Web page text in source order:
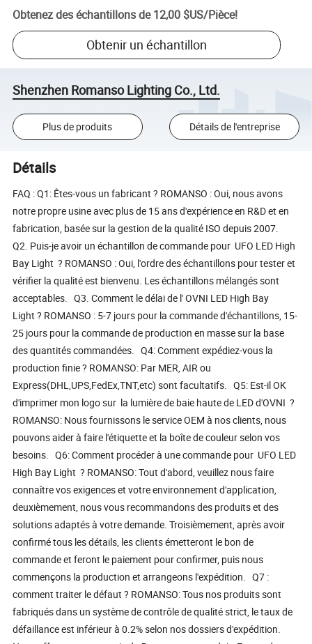
Obtenez des échantillons de 12,00 $US/Pièce!
Obtenir un échantillon
Shenzhen Romanso Lighting Co., Ltd.
Plus de produits Détails de l'entreprise
Détails
FAQ : Q1: Êtes-vous un fabricant ? ROMANSO : Oui, nous avons
notre propre usine avec plus de 15 ans d'expérience en R&D et en
fabrication, basée sur la gestion de la qualité ISO depuis 2007.
Q2. Puis-je avoir un échantillon de commande pour UFO LED High
Bay Light ? ROMANSO : Oui, l'ordre des échantillons pour tester et
vérifier la qualité est bienvenu. Les échantillons mélangés sont
acceptables. Q3. Comment le délai de l' OVNI LED High Bay
Light ? ROMANSO : 5-7 jours pour la commande d'échantillons, 15-
25 jours pour la commande de production en masse sur la base
des quantités commandées. Q4: Comment expédiez-vous la
production finie ? ROMANSO: Par MER, AIR ou
Express(DHL,UPS,FedEx,TNT,etc) sont facultatifs. Q5: Est-il OK
d'imprimer mon logo sur la lumière de baie haute de LED d'OVNI ?
ROMANSO: Nous fournissons le service OEM à nos clients, nous
pouvons aider à faire l'étiquette et la boîte de couleur selon vos
besoins. Q6: Comment procéder à une commande pour UFO LED
High Bay Light ? ROMANSO: Tout d'abord, veuillez nous faire
connaître vos exigences et votre environnement d'application,
deuxièmement, nous vous recommandons des produits et des
solutions adaptés à votre demande. Troisièmement, après avoir
confirmé tous les détails, les clients émetteront le bon de
commande et feront le paiement pour confirmer, puis nous
commençons la production et arrangeons l'expédition. Q7 :
comment traiter le défaut ? ROMANSO: Tous nos produits sont
fabriqués dans un système de contrôle de qualité strict, le taux de
défaillance est inférieur à 0.2% selon nos dossiers d'expédition.